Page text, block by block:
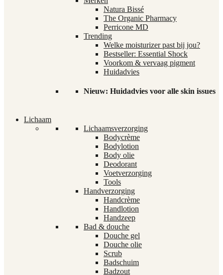
Natura Bissé
The Organic Pharmacy
Perricone MD
Trending
Welke moisturizer past bij jou?
Bestseller: Essential Shock
Voorkom & vervaag pigment
Huidadvies
Nieuw: Huidadvies voor alle skin issues
Lichaam
Lichaamsverzorging
Bodycrème
Bodylotion
Body olie
Deodorant
Voetverzorging
Tools
Handverzorging
Handcrème
Handlotion
Handzeep
Bad & douche
Douche gel
Douche olie
Scrub
Badschuim
Badzout